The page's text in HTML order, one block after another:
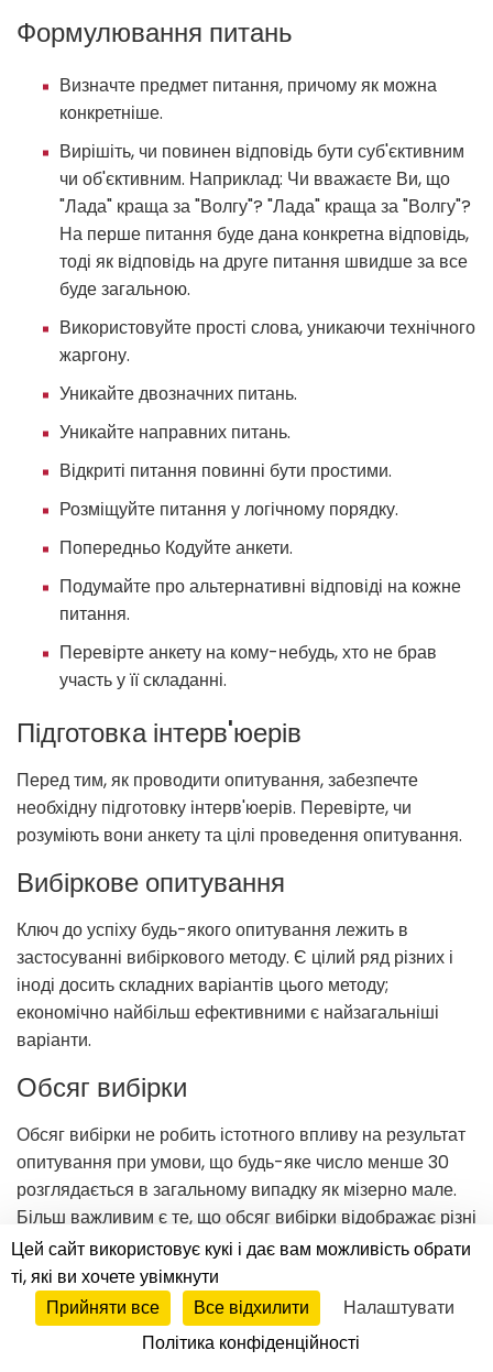
Формулювання питань
Визначте предмет питання, причому як можна
конкретніше.
Вирішіть, чи повинен відповідь бути суб'єктивним
чи об'єктивним. Наприклад: Чи вважаєте Ви, що
"Лада" краща за "Волгу"? "Лада" краща за "Волгу"?
На перше питання буде дана конкретна відповідь,
тоді як відповідь на друге питання швидше за все
буде загальною.
Використовуйте прості слова, уникаючи технічного
жаргону.
Уникайте двозначних питань.
Уникайте направних питань.
Відкриті питання повинні бути простими.
Розміщуйте питання у логічному порядку.
Попередньо Кодуйте анкети.
Подумайте про альтернативні відповіді на кожне
питання.
Перевірте анкету на кому-небудь, хто не брав
участь у її складанні.
Підготовка інтерв'юерів
Перед тим, як проводити опитування, забезпечте
необхідну підготовку інтерв'юерів. Перевірте, чи
розуміють вони анкету та цілі проведення опитування.
Вибіркове опитування
Ключ до успіху будь-якого опитування лежить в
застосуванні вибіркового методу. Є цілий ряд різних і
іноді досить складних варіантів цього методу;
економічно найбільш ефективними є найзагальніші
варіанти.
Обсяг вибірки
Обсяг вибірки не робить істотного впливу на результат
опитування при умови, що будь-яке число менше 30
розглядається в загальному випадку як мізерно мале.
Більш важливим є те, що обсяг вибірки відображає різні
взаємопов'язані розміри ринку: наприклад, якщо на
ринку загальним розміром 100 споживачів вибирається
10 опитуваних, то на ринку загальним розміром 1000
споживачів слід опитувати 100 чоловік.
Цей сайт використовує кукі і дає вам можливість обрати
ті, які ви хочете увімкнути
Прийняти все
Все відхилити
Налаштувати
Політика конфіденційності